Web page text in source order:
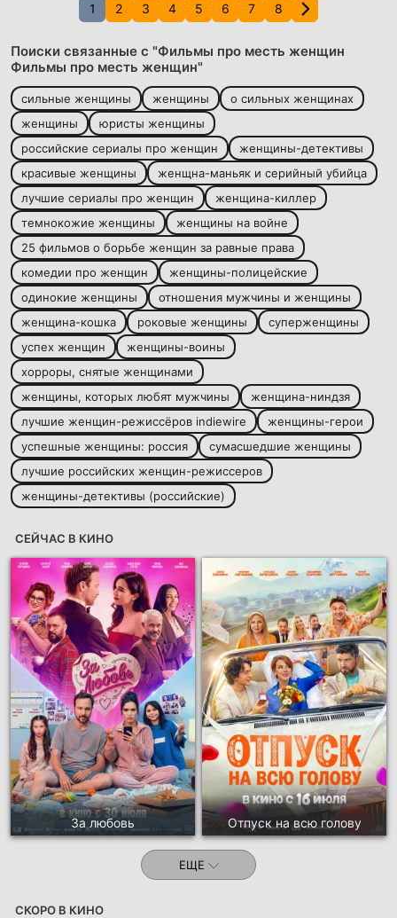
1 2 3 4 5 6 7 8
Поиски связанные с "Фильмы про месть женщин
Фильмы про месть женщин"
сильные женщины женщины
о сильных женщинах
женщины
юристы женщины
российские сериалы про женщин
женщины-детективы
красивые женщины
женщна-маньяк и серийный убийца
лучшие сериалы про женщин
женщина-киллер
темнокожие женщины
женщины на войне
25 фильмов о борьбе женщин за равные права
комедии про женщин
женщины-полицейские
одинокие женщины
отношения мужчины и женщины
женщина-кошка
роковые женщины
суперженщины
успех женщин
женщины-воины
хорроры, снятые женщинами
женщины, которых любят мужчины
женщина-ниндзя
лучшие женщин-режиссёров indiewire
женщины-герои
успешные женщины: россия
сумасшедшие женщины
лучшие российских женщин-режиссеров
женщины-детективы (российские)
СЕЙЧАС В КИНО
За любовь Отпуск на всю голову
ЕЩЕ
СКОРО В КИНО